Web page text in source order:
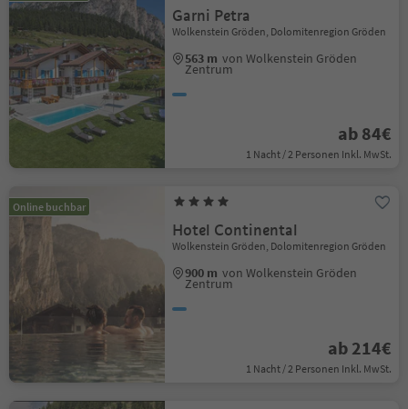
Garni Petra
Wolkenstein Gröden, Dolomitenregion Gröden
563 m von Wolkenstein Gröden
Zentrum
ab 84€
1 Nacht / 2 Personen Inkl. MwSt.
Online buchbar
Hotel Continental
Wolkenstein Gröden, Dolomitenregion Gröden
900 m von Wolkenstein Gröden
Zentrum
ab 214€
1 Nacht / 2 Personen Inkl. MwSt.